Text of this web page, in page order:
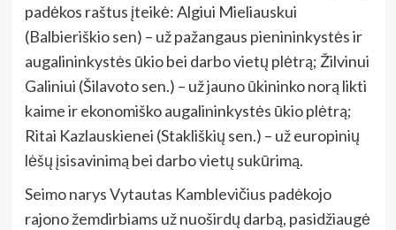
padėkos raštus įteikė: Algiui Mieliauskui
(Balbieriškio sen) – už pažangaus pienininkystės ir
augalininkystės ūkio bei darbo vietų plėtrą; Žilvinui
Galiniui (Šilavoto sen.) – už jauno ūkininko norą likti
kaime ir ekonomiško augalininkystės ūkio plėtrą;
Ritai Kazlauskienei (Stakliškių sen.) – už europinių
lėšų įsisavinimą bei darbo vietų sukūrimą.
Seimo narys Vytautas Kamblevičius padėkojo
rajono žemdirbiams už nuoširdų darbą, pasidžiaugė